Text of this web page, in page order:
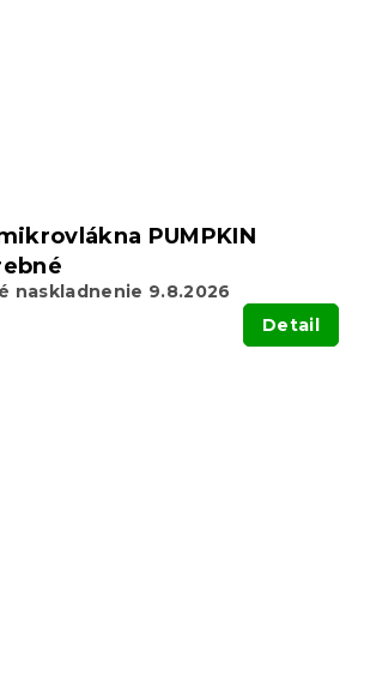
PUMPKIN
naskladnenie 9.8.2026
Detail